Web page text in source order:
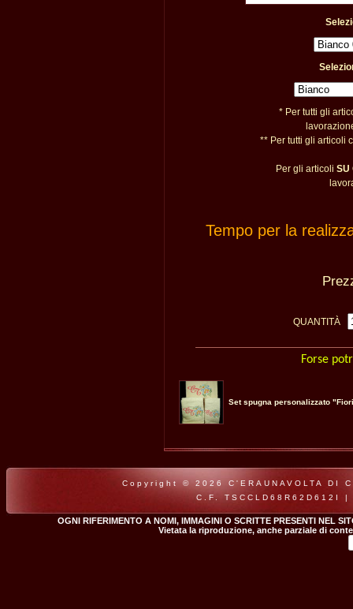
* Per tutti gli
** Per tutti gli articoli
Per gli articoli SU
Tempo per la
QUANTITÀ
Forse
Set spugna personalizzato
Copyright © 2026 C'ERAUNAVOLTA
C.F. TSCCLD68R62D612I
OGNI RIFERIMENTO A NOMI, IMMAGINI O SCRITTE PRESENTI NEL
Vietata la riproduzione, anche parziale di